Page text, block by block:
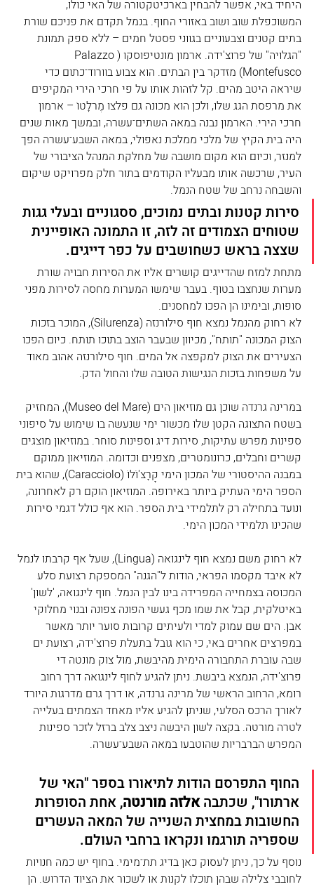
היחיד באי, אפשר להבחין בארכיטקטורה של האי כולו,
המשוכפלת שוב ושוב באזורי החוף. בנמל תקדם את פניכם שורת
בתים קטנים וצבעוניים בגווני פסטל חמים – ללא ספק תמונת
"הגלויה" של פרוצ'ידה. ארמון מונטיפוסקו (Palazzo
Montefusco) מזדקר בין הבתים. הוא צבוע בוורוד־כתום כדי
שיראה היטב מהים. קל לזהות אותו על פי חרכי הירי המקיפים
את מרפסת הגג שלו, ולכן הוא מכונה גם פלצו מֶרלָטוֹ – ארמון
חרכי הירי. הארמון נבנה במאה השתים־עשרה, ובמשך מאות שנים
היה בית הקיץ של מלכי ממלכת נאפולי, במאה השבע־עשרה הפך
למנזר, וכיום הוא מקום מושבה של מחלקת המנהל הציבורי של
העיר, שרכשה אותו מבעליו הקודמים בתור חלק מפרויקט שיקום
והשבחה נרחב של שטח הנמל.
​סירות קטנות ובתים נמוכים, ססגוניים ובעלי גגות
שטוחים הצמודים זה לזה, זו התמונה האופיינית
שצצה בראש כשחושבים על כפר דייגים.
מתחת למזח שהדייגים קושרים אליו את הסירות חבויה שורת
מערות שנחצבו בטוף. בעבר שימשו המערות מחסה לסירות מפני
סופות, ובימינו הן הפכו למחסנים.
לא רחוק מהנמל נמצא חוף סילורנזה (Silurenza), המוכר בזכות
הצוק המכונה "תותח", מכיוון שבעבר הוצב בתוכו תותח. כיום הפכו
הצעירים את הצוק למקפצה אל המים. חוף סילורנזה אהוב מאוד
על משפחות בזכות הנגישות הטובה שלו והחול הדק.
במרינה גרנדה שוכן גם מוזיאון הים (Museo del Mare), המחזיק
בשטח התצוגה הקטן שלו מכשור ימי שנעשה בו שימוש על סיפוני
ספינות מפרש עתיקות, סירות דיג וספינות סוחר. במוזיאון מוצגים
קשרים וחבלים, כרונומטרים, מצפנים וכדומה. המוזיאון ממוקם
במבנה ההיסטורי של המכון הימי קָרָצ'וֹלוֹ (Caracciolo), שהוא בית
הספר הימי העתיק ביותר באירופה. המוזיאון הוקם רק לאחרונה,
ונועד בתחילה רק לתלמידי בית הספר. הוא אף כולל דגמי סירות
שהכינו תלמידי המכון הימי.
לא רחוק משם נמצא חוף לינגואה (Lingua), שעל אף קרבתו לנמל
לא איבד מקסמו הפראי, הודות ל"הגנה" המספקת רצועת סלע
המכוסה בצמחייה המפרידה בינו לבין הנמל. חוף לינגואה, 'לשון'
באיטלקית, קבל את שמו מכף געשי הפונה צפונה ובנוי מחלוקי
אבן. הים שם עמוק למדי ולעיתים קרובות סוער יותר מאשר
במפרצים אחרים באי, כי הוא גובל בתעלת פרוצ'ידה, רצועת ים
שבה עוברת התחבורה הימית מהיבשת, מול צוק מונטה די
פרוצ'ידה, הנמצא ביבשת. ניתן להגיע לחוף לינגואה דרך רחוב
רומא, הרחוב הראשי של מרינה גרנדה, או דרך גרם מדרגות היורד
לאורך הרכס הסלעי, שניתן להגיע אליו מאחד הצמתים בעלייה
לטרה מורטה. בקצה לשון היבשה ניצב צלב ברזל לזכר ספינות
המפרש הברבריות שהוטבעו במאה השבע־עשרה.
החוף התפרסם הודות לתיאורו בספר "האי של
ארתורו", שכתבה אלזה מורנטה, אחת הסופרות
החשובות במחצית השנייה של המאה העשרים
שספריה תורגמו ונקראו ברחבי העולם.
נוסף על כך, ניתן לעסוק כאן בדיג תת־מימי. בחוף יש כמה חנויות
לחובבי צלילה שבהן תוכלו לקנות או לשכור את הציוד הדרוש. הן